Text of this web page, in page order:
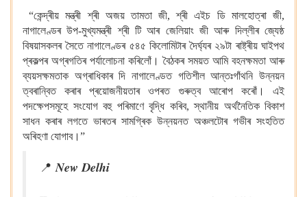
“কেন্দ্ৰীয় মন্ত্ৰী শ্ৰী অজয় ​​তামতা জী, শ্ৰী এইচ ডি মালহোত্ৰা জী,
নাগালেণ্ডৰ উপ-মুখ্যমন্ত্ৰী শ্ৰী টি আৰ জেলিয়াং জী আৰু দিল্লীৰ জ্যেষ্ঠ
বিষয়াসকলৰ সৈতে নাগালেণ্ডৰ ৫৪৫ কিলোমিটাৰ দৈৰ্ঘ্যৰ ২৯টা ৰাষ্ট্ৰীয় ঘাইপথ
প্ৰকল্পৰ অগ্ৰগতিৰ পৰ্যালোচনা কৰিলোঁ। বৈঠকৰ সময়ত আমি বহনক্ষমতা আৰু
ব্যয়সক্ষমতাক অগ্ৰাধিকাৰ দি নাগালেণ্ডত গতিশীল আন্তঃগাঁথনি উন্নয়ন
ত্বৰান্বিত কৰাৰ প্ৰয়োজনীয়তাৰ ওপৰত গুৰুত্ব আৰোপ কৰোঁ। এই
পদক্ষেপসমূহে সংযোগ বহু পৰিমাণে বৃদ্ধি কৰিব, স্থানীয় অৰ্থনৈতিক বিকাশ
সাধন কৰাৰ লগতে ভাৰতৰ সামগ্ৰিক উন্নয়নত অঞ্চলটোৰ গভীৰ সংহতিত
অৰিহণা যোগাব।”
📍 𝑵𝒆𝒘 𝑫𝒆𝒍𝒉𝒊